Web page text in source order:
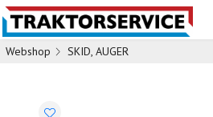
Webshop SKID, AUGER